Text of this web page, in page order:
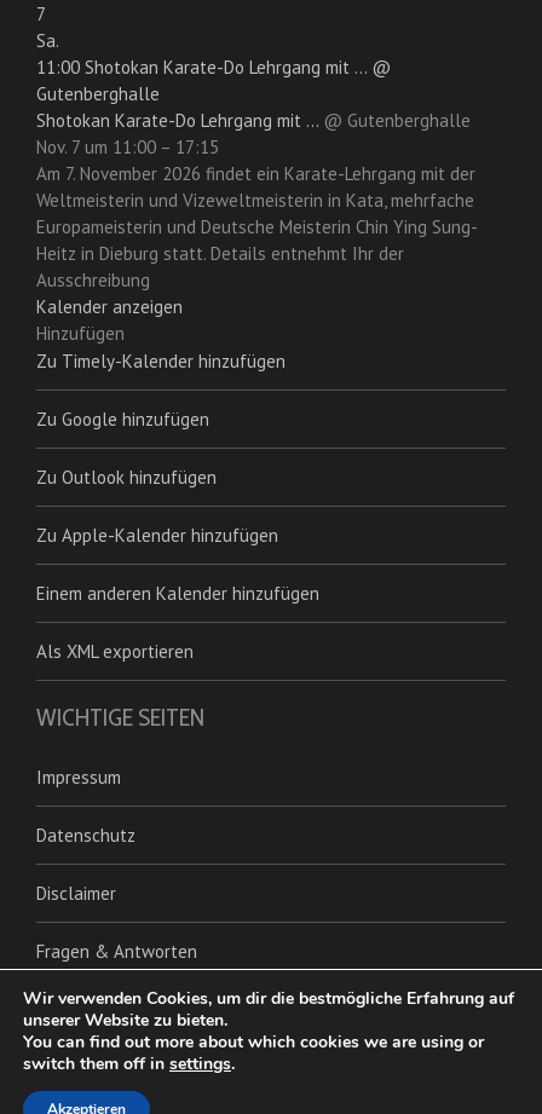
7
Sa.
11:00 Shotokan Karate-Do Lehrgang mit ... @
Gutenberghalle
Shotokan Karate-Do Lehrgang mit ... @ Gutenberghalle
Nov. 7 um 11:00 – 17:15
Am 7. November 2026 findet ein Karate-Lehrgang mit der
Weltmeisterin und Vizeweltmeisterin in Kata, mehrfache
Europameisterin und Deutsche Meisterin Chin Ying Sung-
Heitz in Dieburg statt. Details entnehmt Ihr der
Ausschreibung
Kalender anzeigen
Hinzufügen
Zu Timely-Kalender hinzufügen
Zu Google hinzufügen
Zu Outlook hinzufügen
Zu Apple-Kalender hinzufügen
Einem anderen Kalender hinzufügen
Als XML exportieren
WICHTIGE SEITEN
Impressum
Datenschutz
Disclaimer
Fragen & Antworten
Wir verwenden Cookies, um dir die bestmögliche Erfahrung auf
unserer Website zu bieten.
You can find out more about which cookies we are using or
switch them off in settings.
Akzeptieren